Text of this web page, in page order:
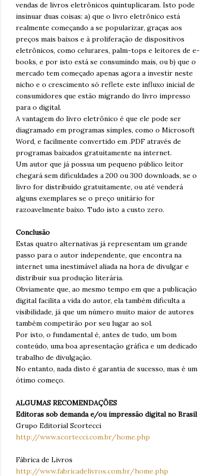
vendas de livros eletrônicos quintuplicaram. Isto pode
insinuar duas coisas: a) que o livro eletrônico está
realmente começando a se popularizar, graças aos
preços mais baixos e à proliferação de dispositivos
eletrônicos, como celurares, palm-tops e leitores de e-
books, e por isto está se consumindo mais, ou b) que o
mercado tem começado apenas agora a investir neste
nicho e o crescimento só reflete este influxo inicial de
consumidores que estão migrando do livro impresso
para o digital.
A vantagem do livro eletrônico é que ele pode ser
diagramado em programas simples, como o Microsoft
Word, e facilmente convertido em .PDF através de
programas baixados gratuitamente na internet.
Um autor que já possua um pequeno público leitor
chegará sem dificuldades a 200 ou 300 downloads, se o
livro for distribuído gratuitamente, ou até venderá
alguns exemplares se o preço unitário for
razoavelmente baixo. Tudo isto a custo zero.
Conclusão
Estas quatro alternativas já representam um grande
passo para o autor independente, que encontra na
internet uma inestimável aliada na hora de divulgar e
distribuir sua produção literária.
Obviamente que, ao mesmo tempo em que a publicação
digital facilita a vida do autor, ela também dificulta a
visibilidade, já que um número muito maior de autores
também competirão por seu lugar ao sol.
Por isto, o fundamental é, antes de tudo, um bom
conteúdo, uma boa apresentação gráfica e um dedicado
trabalho de divulgação.
No entanto, nada disto é garantia de sucesso, mas é um
ótimo começo.
ALGUMAS RECOMENDAÇÕES
Editoras sob demanda e/ou impressão digital no Brasil
Grupo Editorial Scortecci
http://www.scortecci.com.br/home.php
Fábrica de Livros
http://www.fabricadelivros.com.br/home.php